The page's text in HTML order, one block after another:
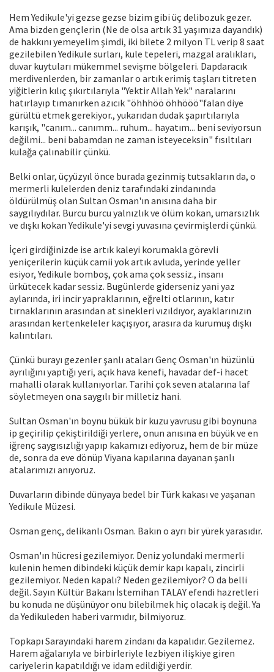
Hem Yedikule'yi gezse gezse bizim gibi üç delibozuk gezer.
Ama bizden gençlerin (Ne de olsa artık 31 yaşımıza dayandık)
de hakkını yemeyelim şimdi, iki bilete 2 milyon TL verip 8 saat
gezilebilen Yedikule surları, kule tepeleri, mazgal aralıkları,
duvar kuytuları mükemmel sevişme bölgeleri. Dapdaracık
merdivenlerden, bir zamanlar o artık erimiş taşları titreten
yiğitlerin kılıç şıkırtılarıyla "Yektir Allah Yek" naralarını
hatırlayıp tımanırken azıcık "öhhhöö öhhööö"falan diye
gürültü etmek gerekiyor., yukarıdan dudak şapırtılarıyla
karışık, "canım... canımm... ruhum... hayatım... beni seviyorsun
değilmi... beni babamdan ne zaman isteyeceksin" fısıltıları
kulağa çalınabilir çünkü.
Belki onlar, üçyüzyıl önce burada gezinmiş tutsakların da, o
mermerli kulelerden deniz tarafındaki zindanında
öldürülmüş olan Sultan Osman'ın anısına daha bir
saygılıydılar. Burcu burcu yalnızlık ve ölüm kokan, umarsızlık
ve dışkı kokan Yedikule'yi sevgi yuvasına çevirmişlerdi çünkü.
İçeri girdiğinizde ise artık kaleyi korumakla görevli
yeniçerilerin küçük camii yok artık avluda, yerinde yeller
esiyor, Yedikule bomboş, çok ama çok sessiz., insanı
ürkütecek kadar sessiz. Bugünlerde giderseniz yani yaz
aylarında, iri incir yapraklarının, eğrelti otlarının, katır
tırnaklarının arasından at sinekleri vızıldıyor, ayaklarınızın
arasından kertenkeleler kaçışıyor, arasıra da kurumuş dışkı
kalıntıları.
Çünkü burayı gezenler şanlı ataları Genç Osman'ın hüzünlü
ayrılığını yaptığı yeri, açık hava kenefi, havadar def-i hacet
mahalli olarak kullanıyorlar. Tarihi çok seven atalarına laf
söyletmeyen ona saygılı bir milletiz hani.
Sultan Osman'ın boynu bükük bir kuzu yavrusu gibi boynuna
ip geçirilip çekiştirildiği yerlere, onun anısına en büyük ve en
iğrenç saygısızlığı yapıp kakamızı ediyoruz, hem de bir müze
de, sonra da eve dönüp Viyana kapılarına dayanan şanlı
atalarımızı anıyoruz.
Duvarların dibinde dünyaya bedel bir Türk kakası ve yaşanan
Yedikule Müzesi.
Osman genç, delikanlı Osman. Bakın o ayrı bir yürek yarasıdır.
Osman'ın hücresi gezilemiyor. Deniz yolundaki mermerli
kulenin hemen dibindeki küçük demir kapı kapalı, zincirli
gezilemiyor. Neden kapalı? Neden gezilemiyor? O da belli
değil. Sayın Kültür Bakanı İstemihan TALAY efendi hazretleri
bu konuda ne düşünüyor onu bilebilmek hiç olacak iş değil. Ya
da Yedikuleden haberi varmıdır, bilmiyoruz.
Topkapı Sarayındaki harem zindanı da kapalıdır. Gezilemez.
Harem ağalarıyla ve birbirleriyle lezbiyen ilişkiye giren
cariyelerin kapatıldığı ve idam edildiği yerdir.